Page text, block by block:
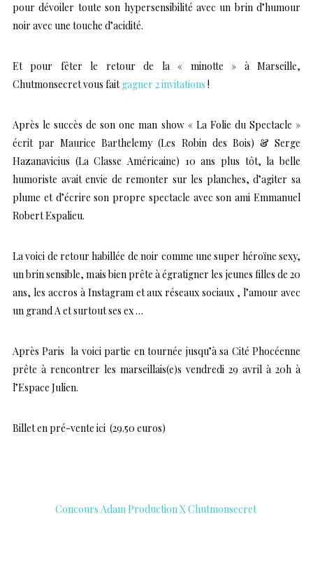
pour dévoiler toute son hypersensibilité avec un brin d’humour
noir avec une touche d’acidité.
Et pour fêter le retour de la « minotte » à Marseille,
Chutmonsecret vous faitgagner 2 invitations !
Après le succès de son one man show « La Folie du Spectacle »
écrit par Maurice Barthelemy (Les Robin des Bois) & Serge
Hazanavicius (La Classe Américaine) 10 ans plus tôt, la belle
humoriste avait envie de remonter sur les planches, d’agiter sa
plume et d’écrire son propre spectacle avec son ami Emmanuel
Robert Espalieu.
La voici de retour habillée de noir comme une super héroïne sexy,
un brin sensible, mais bien prête à égratigner les jeunes filles de 20
ans, les accros à Instagram et aux réseaux sociaux , l’amour avec
un grand A et surtout ses ex …
Après Paris la voici partie en tournée jusqu’à sa Cité Phocéenne
prête à rencontrer les marseillais(e)s vendredi 29 avril à 20h à
l’Espace Julien.
Billet en pré-vente ici (29.50 euros)
Concours Adam Production X Chutmonsecret